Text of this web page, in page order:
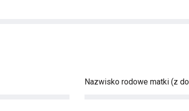
Nazwisko rodowe matki (z